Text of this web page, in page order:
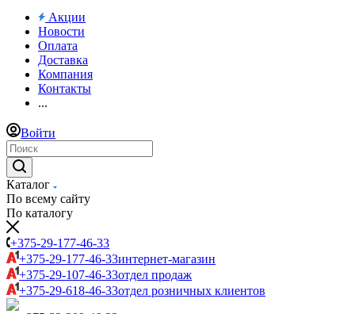
Акции
Новости
Оплата
Доставка
Компания
Контакты
...
Войти
Каталог
По всему сайту
По каталогу
+375-29-177-46-33
+375-29-177-46-33интернет-магазин
+375-29-107-46-33отдел продаж
+375-29-618-46-33отдел розничных клиентов